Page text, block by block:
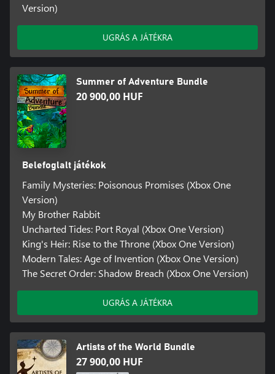
Version)
UGRÁS A JÁTÉKRA
Summer of Adventure Bundle
20 900,00 HUF
Belefoglalt játékok
Family Mysteries: Poisonous Promises (Xbox One
Version)
My Brother Rabbit
Uncharted Tides: Port Royal (Xbox One Version)
King's Heir: Rise to the Throne (Xbox One Version)
Modern Tales: Age of Invention (Xbox One Version)
The Secret Order: Shadow Breach (Xbox One Version)
UGRÁS A JÁTÉKRA
Artists of the World Bundle
27 900,00 HUF